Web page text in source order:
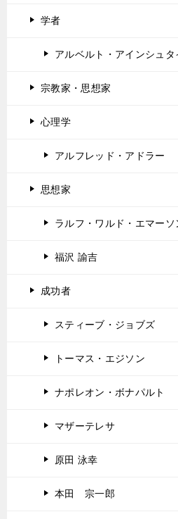
学者
アルベルト・アインシュタ
宗教家・思想家
心理学
アルフレッド・アドラー
思想家
ラルフ・ワルド・エマーソ
福沢 諭吉
成功者
スティーブ・ジョブズ
トーマス・エジソン
ナポレオン・ボナパルト
マザーテレサ
原田 泳幸
本田 宗一郎